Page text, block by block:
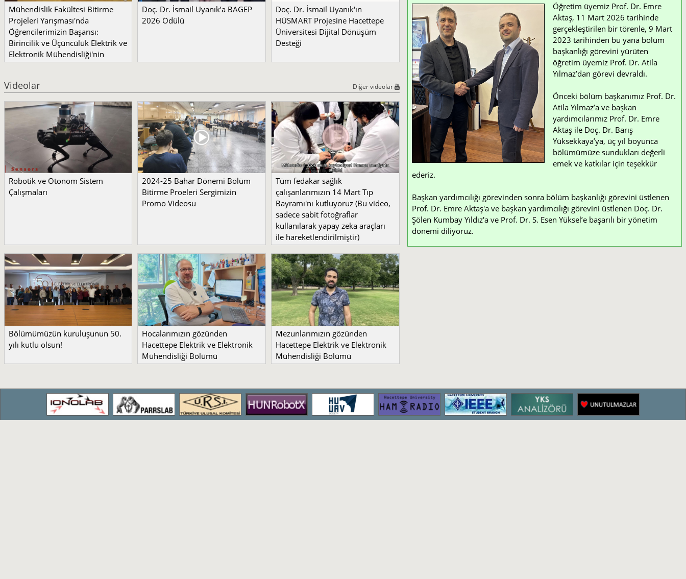
Mühendislik Fakültesi Bitirme
Projeleri Yarışması'nda
Öğrencilerimizin Başarısı:
Birincilik ve Üçüncülük Elektrik ve
Elektronik Mühendisliği'nin
Doç. Dr. İsmail Uyanık’a BAGEP
2026 Ödülü
Doç. Dr. İsmail Uyanık'ın
HÜSMART Projesine Hacettepe
Üniversitesi Dijital Dönüşüm
Desteği
Videolar Diğer videolar
Robotik ve Otonom Sistem
Çalışmaları
2024-25 Bahar Dönemi Bölüm
Bitirme Proeleri Sergimizin
Promo Videosu
Tüm fedakar sağlık
çalışanlarımızın 14 Mart Tıp
Bayramı'nı kutluyoruz (Bu video,
sadece sabit fotoğraflar
kullanılarak yapay zeka araçları
ile hareketlendirilmiştir)
Bölümümüzün kuruluşunun 50.
yılı kutlu olsun!
Hocalarımızın gözünden
Hacettepe Elektrik ve Elektronik
Mühendisliği Bölümü
Mezunlarımızın gözünden
Hacettepe Elektrik ve Elektronik
Mühendisliği Bölümü
Öğretim üyemiz Prof. Dr. Emre
Aktaş, 11 Mart 2026 tarihinde
gerçekleştirilen bir törenle, 9 Mart
2023 tarihinden bu yana bölüm
başkanlığı görevini yürüten
öğretim üyemiz Prof. Dr. Atila
Yılmaz’dan görevi devraldı.
Önceki bölüm başkanımız Prof. Dr.
Atila Yılmaz’a ve başkan
yardımcılarımız Prof. Dr. Emre
Aktaş ile Doç. Dr. Barış
Yüksekkaya’ya, üç yıl boyunca
bölümümüze sundukları değerli
emek ve katkılar için teşekkür
ederiz.
Başkan yardımcılığı görevinden sonra bölüm başkanlığı görevini üstlenen
Prof. Dr. Emre Aktaş'a ve başkan yardımcılığı görevini üstlenen Doç. Dr.
Şölen Kumbay Yıldız'a ve Prof. Dr. S. Esen Yüksel’e başarılı bir yönetim
dönemi diliyoruz.